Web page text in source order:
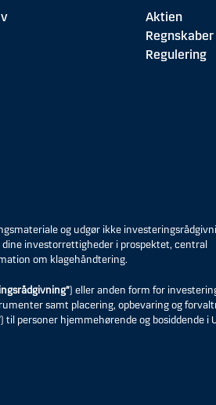
Aktien
Regnskaber
Regulering
og udgør ikke
investorrettigheder i prospektet, central
om klagehåndtering.
) eller anden form for
samt placering, opbevaring og
) til personer hjemmehørende og bosiddende i